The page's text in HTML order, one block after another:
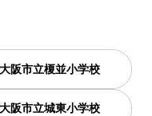
大阪市立榎並小学校
大阪市立城東小学校